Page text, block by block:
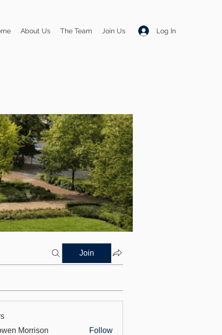
Log In
About Us The Team Join Us
Join
Morrison
Follow